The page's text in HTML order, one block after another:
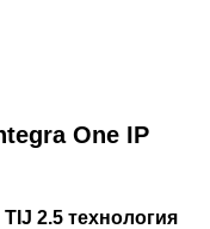
One IP
TIJ 2.5 технология